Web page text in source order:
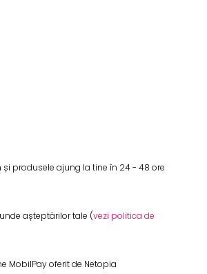
produsele ajung la tine în 24 - 48 ore
așteptărilor tale (vezi politica de
MobilPay oferit de Netopia